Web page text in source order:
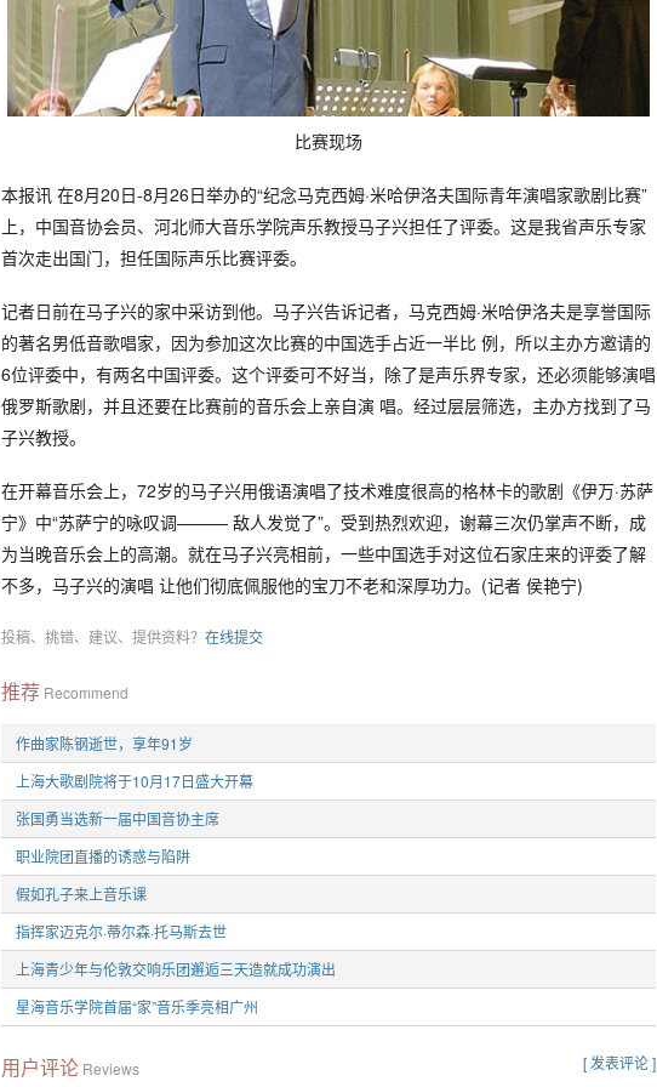
比赛现场
本报讯 在8月20日-8月26日举办的“纪念马克西姆·米哈伊洛夫国际青年演唱家歌剧比赛”
上，中国音协会员、河北师大音乐学院声乐教授马子兴担任了评委。这是我省声乐专家
首次走出国门，担任国际声乐比赛评委。
记者日前在马子兴的家中采访到他。马子兴告诉记者，马克西姆·米哈伊洛夫是享誉国际
的著名男低音歌唱家，因为参加这次比赛的中国选手占近一半比 例，所以主办方邀请的
6位评委中，有两名中国评委。这个评委可不好当，除了是声乐界专家，还必须能够演唱
俄罗斯歌剧，并且还要在比赛前的音乐会上亲自演 唱。经过层层筛选，主办方找到了马
子兴教授。
在开幕音乐会上，72岁的马子兴用俄语演唱了技术难度很高的格林卡的歌剧《伊万·苏萨
宁》中“苏萨宁的咏叹调——— 敌人发觉了”。受到热烈欢迎，谢幕三次仍掌声不断，成
为当晚音乐会上的高潮。就在马子兴亮相前，一些中国选手对这位石家庄来的评委了解
不多，马子兴的演唱 让他们彻底佩服他的宝刀不老和深厚功力。(记者 侯艳宁)
投稿、挑错、建议、提供资料？ 在线提交
推荐 Recommend
作曲家陈钢逝世，享年91岁
上海大歌剧院将于10月17日盛大开幕
张国勇当选新一届中国音协主席
职业院团直播的诱惑与陷阱
假如孔子来上音乐课
指挥家迈克尔·蒂尔森·托马斯去世
上海青少年与伦敦交响乐团邂逅三天造就成功演出
星海音乐学院首届“家”音乐季亮相广州
用户评论 Reviews [ 发表评论 ]